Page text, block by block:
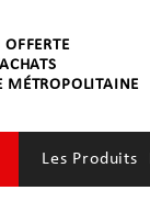
MÉTROPOLITAINE
Les Produits